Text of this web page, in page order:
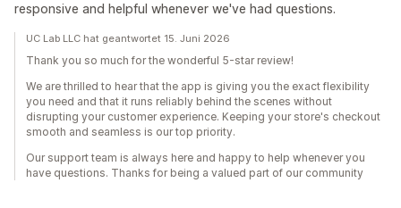
responsive and helpful whenever we've had questions.
UC Lab LLC hat geantwortet 15. Juni 2026
Thank you so much for the wonderful 5-star review!
We are thrilled to hear that the app is giving you the exact flexibility
you need and that it runs reliably behind the scenes without
disrupting your customer experience. Keeping your store's checkout
smooth and seamless is our top priority.
Our support team is always here and happy to help whenever you
have questions. Thanks for being a valued part of our community